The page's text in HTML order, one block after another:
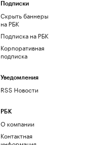
Подписки
Скрыть баннеры
на РБК
Подписка на РБК
Корпоративная
подписка
Уведомления
RSS Новости
РБК
О компании
Контактная